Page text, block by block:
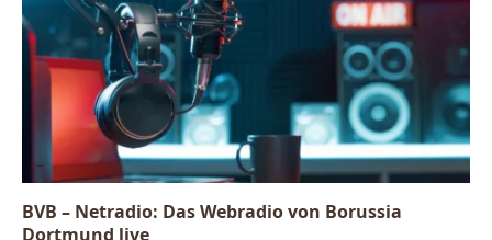
BVB – Netradio: Das Webradio von Borussia
Dortmund live